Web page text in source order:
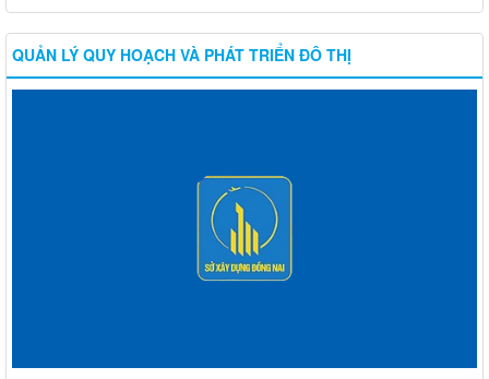
QUẢN LÝ QUY HOẠCH VÀ PHÁT TRIỂN ĐÔ THỊ